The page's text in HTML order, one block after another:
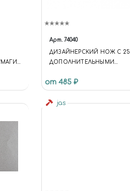
Арт. 74040
ДИЗАЙНЕРСКИЙ НОЖ С 25
ДОПОЛНИТЕЛЬНЫМИ
от 485 ₽
jas